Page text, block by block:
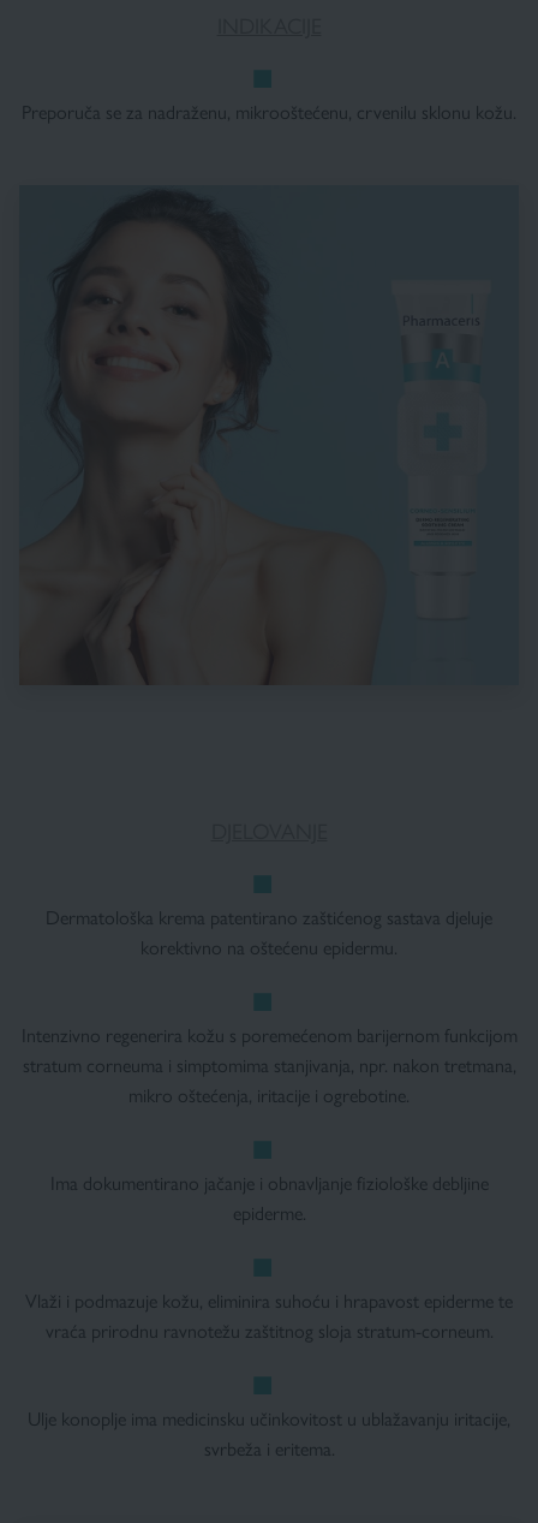
Preporuča se za nadraženu, mikrooštećenu, crvenilu sklonu kožu.
Dermatološka krema patentirano zaštićenog sastava djeluje
korektivno na oštećenu epidermu.
Intenzivno regenerira kožu s poremećenom barijernom funkcijom
stratum corneuma i simptomima stanjivanja, npr. nakon tretmana,
mikro oštećenja, iritacije i ogrebotine.
Ima dokumentirano jačanje i obnavljanje fiziološke debljine
epiderme.
Vlaži i podmazuje kožu, eliminira suhoću i hrapavost epiderme te
vraća prirodnu ravnotežu zaštitnog sloja stratum-corneum.
Ulje konoplje ima medicinsku učinkovitost u ublažavanju iritacije,
svrbeža i eritema.